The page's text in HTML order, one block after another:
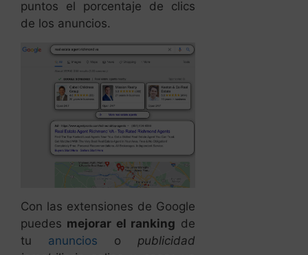
puntos el porcentaje de clics
de los anuncios.
Con las extensiones de Google
puedes mejorar el ranking de
tu anuncios o publicidad